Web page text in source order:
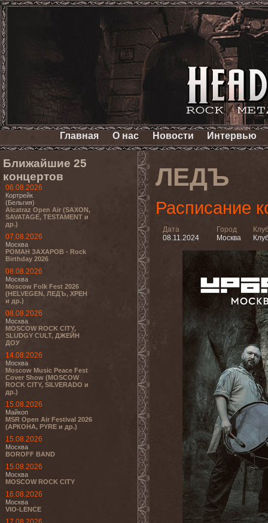
Главная О нас Новости Интервью
Ближайшие 25
концертов
06.08.2026
Кортрейк
(Бельгия)
Alcatraz Open Air (SAXON,
SAVATAGE, TESTAMENT и
др.)
07.08.2026
Москва
РОМАН ЗАХАРОВ - Rock
Birthday 2026
08.08.2026
Москва
Moscow Folk Fest 2026
(HELVEGEN, ЛЕДЪ, ХРЕН
и др.)
08.08.2026
Москва
MOSCOW ROCK CITY,
SLUDGY CULT, ДЖЕЙН
ДОУ
14.08.2026
Москва
Moscow Music Peace Fest
Cover Show (MOSCOW
ROCK CITY, SILVERADO и
др.)
15.08.2026
Майкоп
MSR Open Air Festival 2026
(АРКОНА, PYRE и др.)
15.08.2026
Москва
BOROFF BAND
15.08.2026
Москва
MOSCOW ROCK CITY
16.08.2026
Москва
VIO-LENCE
ЛЕДЪ
Расписание
Дата
08.11.2024
Город
Москва